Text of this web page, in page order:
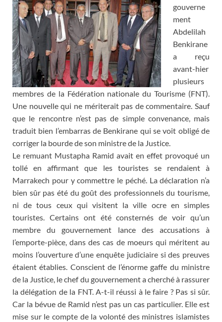
gouverne
ment
Abdelilah
Benkirane
a reçu
avant-hier
plusieurs
membres de la Fédération nationale du Tourisme (FNT).
Une nouvelle qui ne mériterait pas de commentaire. Sauf
que le rencontre n’est pas de simple convenance, mais
traduit bien l’embarras de Benkirane qui se voit obligé de
corriger la bourde de son ministre de la Justice.
Le remuant Mustapha Ramid avait en effet provoqué un
tollé en affirmant que les touristes se rendaient à
Marrakech pour y commettre le péché. La déclaration n’a
bien sûr pas été du goût des professionnels du tourisme,
ni de tous ceux qui visitent la ville ocre en simples
touristes. Certains ont été consternés de voir qu’un
membre du gouvernement lance des accusations à
l’emporte-pièce, dans des cas de moeurs qui méritent au
moins l’ouverture d’une enquête judiciaire si des preuves
étaient établies. Conscient de l’énorme gaffe du ministre
de la Justice, le chef du gouvernement a cherché à rassurer
la délégation de la FNT. A-t-il réussi à le faire ? Pas si sûr.
Car la bévue de Ramid n’est pas un cas particulier. Elle est
mise sur le compte de la volonté des ministres islamistes